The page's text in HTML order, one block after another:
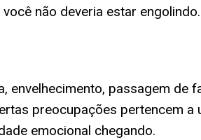
não deveria estar engolindo.
passagem de
preocupações pertencem a
emocional chegando.